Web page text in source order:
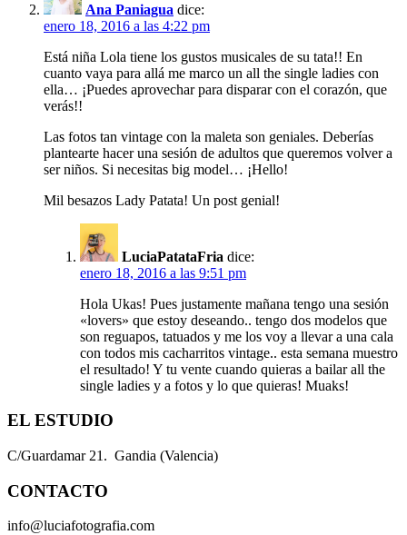
Ana Paniagua dice:
enero 18, 2016 a las 4:22 pm
Está niña Lola tiene los gustos musicales de su tata!! En
cuanto vaya para allá me marco un all the single ladies con
ella… ¡Puedes aprovechar para disparar con el corazón, que
verás!!
Las fotos tan vintage con la maleta son geniales. Deberías
plantearte hacer una sesión de adultos que queremos volver a
ser niños. Si necesitas big model… ¡Hello!
Mil besazos Lady Patata! Un post genial!
LuciaPatataFria dice:
enero 18, 2016 a las 9:51 pm
Hola Ukas! Pues justamente mañana tengo una sesión
«lovers» que estoy deseando.. tengo dos modelos que
son reguapos, tatuados y me los voy a llevar a una cala
con todos mis cacharritos vintage.. esta semana muestro
el resultado! Y tu vente cuando quieras a bailar all the
single ladies y a fotos y lo que quieras! Muaks!
EL ESTUDIO
C/Guardamar 21. Gandia (Valencia)
CONTACTO
info@luciafotografia.com